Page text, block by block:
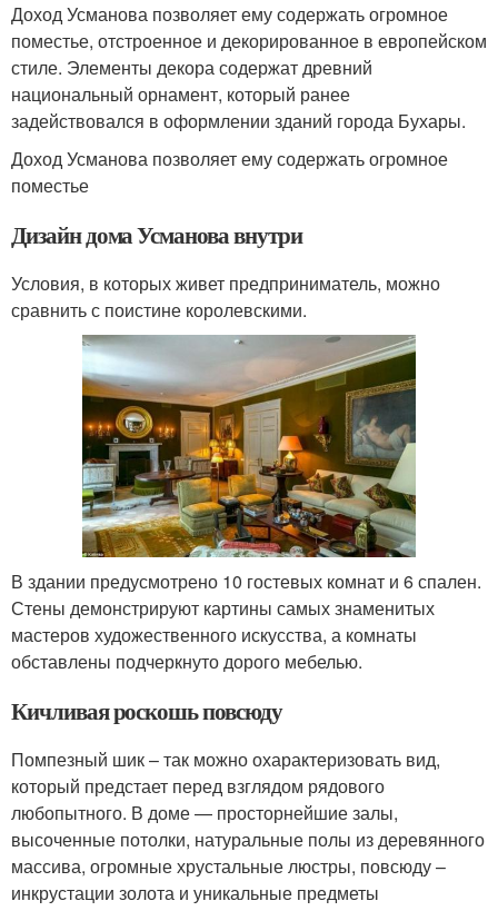
Доход Усманова позволяет ему содержать огромное
поместье, отстроенное и декорированное в европейском
стиле. Элементы декора содержат древний
национальный орнамент, который ранее
задействовался в оформлении зданий города Бухары.
Доход Усманова позволяет ему содержать огромное
поместье
Дизайн дома Усманова внутри
Условия, в которых живет предприниматель, можно
сравнить с поистине королевскими.
В здании предусмотрено 10 гостевых комнат и 6 спален.
Стены демонстрируют картины самых знаменитых
мастеров художественного искусства, а комнаты
обставлены подчеркнуто дорого мебелью.
Кичливая роскошь повсюду
Помпезный шик – так можно охарактеризовать вид,
который предстает перед взглядом рядового
любопытного. В доме — просторнейшие залы,
высоченные потолки, натуральные полы из деревянного
массива, огромные хрустальные люстры, повсюду –
инкрустации золота и уникальные предметы